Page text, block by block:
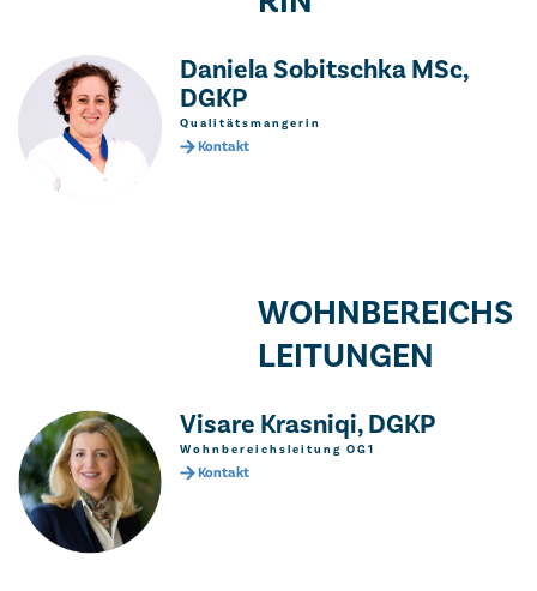
Daniela Sobitschka MSc,
DGKP
Qualitätsmangerin
Kontakt
WOHNBEREICHS­­
LEITUNGEN
Visare Krasniqi, DGKP
Wohnbereichsleitung OG1
Kontakt